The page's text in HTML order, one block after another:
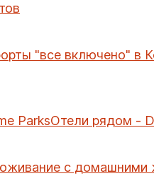
"все включено" в
ParksОтели рядом -
с домашними